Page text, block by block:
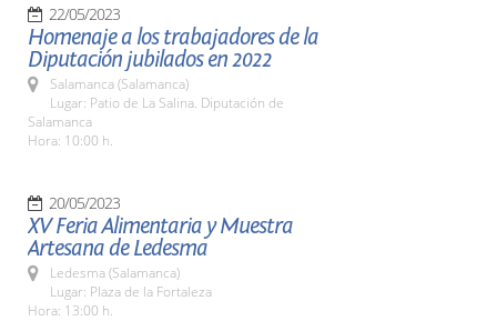
22/05/2023
Homenaje a los trabajadores de la
Diputación jubilados en 2022
Salamanca (Salamanca)
Lugar: Patio de La Salina. Diputación de
Salamanca
Hora: 10:00 h.
20/05/2023
XV Feria Alimentaria y Muestra
Artesana de Ledesma
Ledesma (Salamanca)
Lugar: Plaza de la Fortaleza
Hora: 13:00 h.